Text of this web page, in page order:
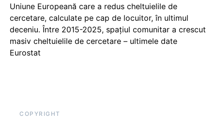
Uniune Europeană care a redus cheltuielile de
cercetare, calculate pe cap de locuitor, în ultimul
deceniu. Între 2015-2025, spațiul comunitar a crescut
masiv cheltuielile de cercetare – ultimele date
Eurostat
COPYRIGHT